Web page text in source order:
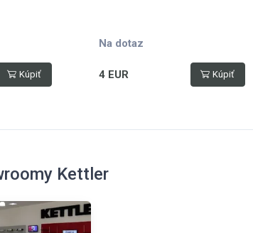
Kúpiť
Na dotaz
4 EUR Kúpiť
Kettler